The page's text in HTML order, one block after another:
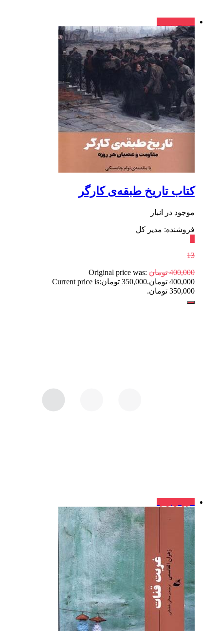
کتاب تاریخ طبقه‌ی کارگر
موجود در انبار
فروشنده: مدیر کل
13
400,000 تومان Original price was:
400,000 تومان.
350,000 تومانCurrent price is:
350,000 تومان.